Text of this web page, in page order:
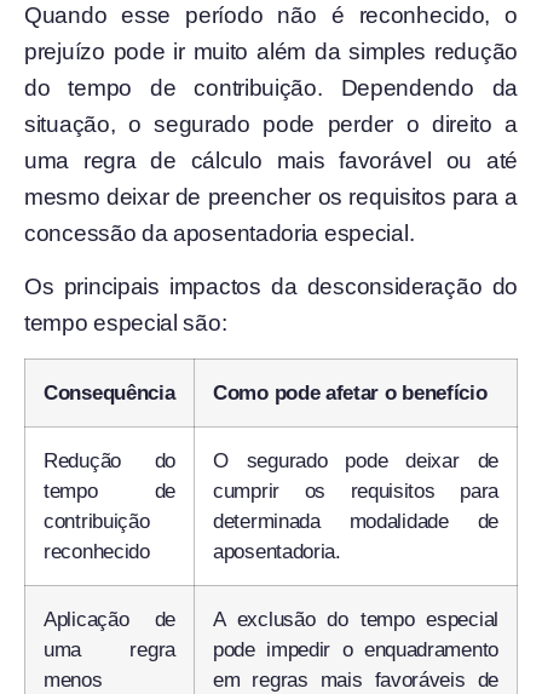
Quando esse período não é reconhecido, o
prejuízo pode ir muito além da simples redução
do tempo de contribuição. Dependendo da
situação, o segurado pode perder o direito a
uma regra de cálculo mais favorável ou até
mesmo deixar de preencher os requisitos para a
concessão da aposentadoria especial.
Os principais impactos da desconsideração do
tempo especial são:
Consequência Como pode afetar o benefício
Redução do
tempo de
contribuição
reconhecido
O segurado pode deixar de
cumprir os requisitos para
determinada modalidade de
aposentadoria.
Aplicação de
uma regra
menos
A exclusão do tempo especial
pode impedir o enquadramento
em regras mais favoráveis de